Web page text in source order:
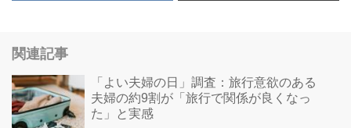
関連記事
「よい夫婦の日」調査：旅行意欲のある
夫婦の約9割が「旅行で関係が良くなっ
た」と実感